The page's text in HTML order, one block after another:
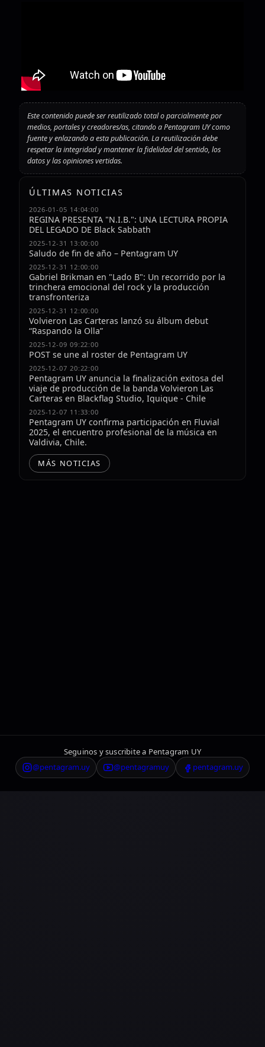
Este contenido puede ser reutilizado total o parcialmente por
medios, portales y creadores/as, citando a Pentagram UY como
fuente y enlazando a esta publicación. La reutilización debe
respetar la integridad y mantener la fidelidad del sentido, los
datos y las opiniones vertidas.
ÚLTIMAS NOTICIAS
2026-01-05 14:04:00
REGINA PRESENTA "N.I.B.": UNA LECTURA PROPIA
DEL LEGADO DE Black Sabbath
2025-12-31 13:00:00
Saludo de fin de año – Pentagram UY
2025-12-31 12:00:00
Gabriel Brikman en "Lado B": Un recorrido por la
trinchera emocional del rock y la producción
transfronteriza
2025-12-31 12:00:00
Volvieron Las Carteras lanzó su álbum debut
“Raspando la Olla”
2025-12-09 09:22:00
POST se une al roster de Pentagram UY
2025-12-07 20:22:00
Pentagram UY anuncia la finalización exitosa del
viaje de producción de la banda Volvieron Las
Carteras en Blackflag Studio, Iquique - Chile
2025-12-07 11:33:00
Pentagram UY confirma participación en Fluvial
2025, el encuentro profesional de la música en
Valdivia, Chile.
MÁS NOTICIAS
Seguinos y suscribite a Pentagram UY
@pentagram.uy
@pentagramuy pentagram.uy